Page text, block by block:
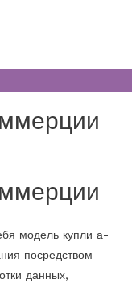
модель купли а-
посредством
данных,